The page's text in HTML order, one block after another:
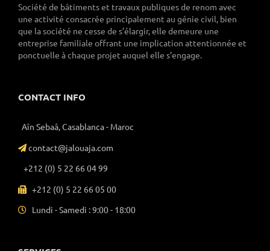
Société de bâtiments et travaux publiques de renom avec
une activité consacrée principalement au génie civil, bien
que la société ne cesse de s’élargir, elle demeure une
entreprise familiale offrant une implication attentionnée et
ponctuelle à chaque projet auquel elle s’engage.
CONTACT INFO
Aîn Sebaâ, Casablanca - Maroc
contact@jalouaja.com
+212 (0) 5 22 66 04 99
+212 (0) 5 22 66 05 00
Lundi - Samedi : 9:00 - 18:00